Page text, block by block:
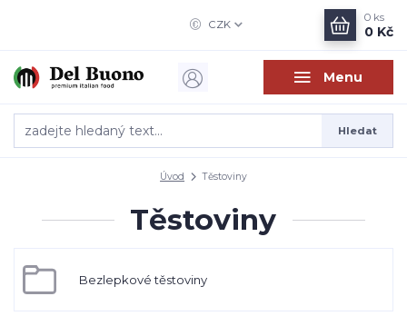
Menu
CZK
Hledat
0 ks
0 Kč
Úvod Těstoviny
Těstoviny
Bezlepkové těstoviny